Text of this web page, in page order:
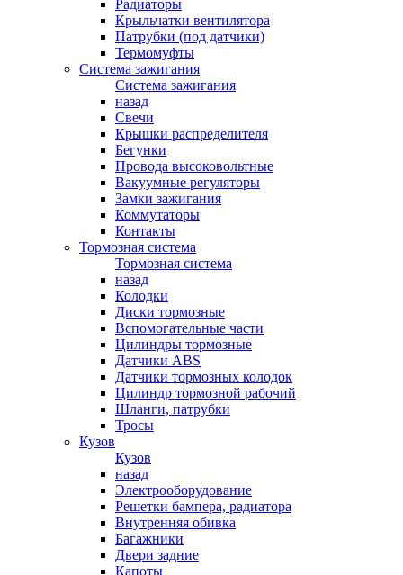
Радиаторы
Крыльчатки вентилятора
Патрубки (под датчики)
Термомуфты
Система зажигания
Система зажигания
назад
Свечи
Крышки распределителя
Бегунки
Провода высоковольтные
Вакуумные регуляторы
Замки зажигания
Коммутаторы
Контакты
Тормозная система
Тормозная система
назад
Колодки
Диски тормозные
Вспомогательные части
Цилиндры тормозные
Датчики ABS
Датчики тормозных колодок
Цилиндр тормозной рабочий
Шланги, патрубки
Тросы
Кузов
Кузов
назад
Электрооборудование
Решетки бампера, радиатора
Внутренняя обивка
Багажники
Двери задние
Капоты